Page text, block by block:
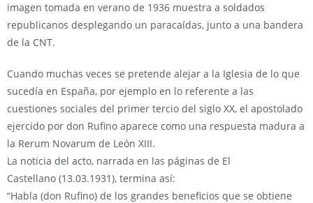
imagen tomada en verano de 1936 muestra a soldados
republicanos desplegando un paracaídas, junto a una bandera
de la CNT.
Cuando muchas veces se pretende alejar a la Iglesia de lo que
sucedía en España, por ejemplo en lo referente a las
cuestiones sociales del primer tercio del siglo XX, el apostolado
ejercido por don Rufino aparece como una respuesta madura a
la Rerum Novarum de León XIII.
La noticia del acto, narrada en las páginas de El
Castellano (13.03.1931), termina así:
“Habla (don Rufino) de los grandes beneficios que se obtiene